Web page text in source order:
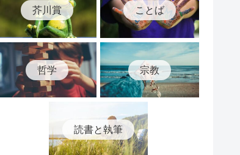
芥川賞 ことば
哲学 宗教
読書と執筆